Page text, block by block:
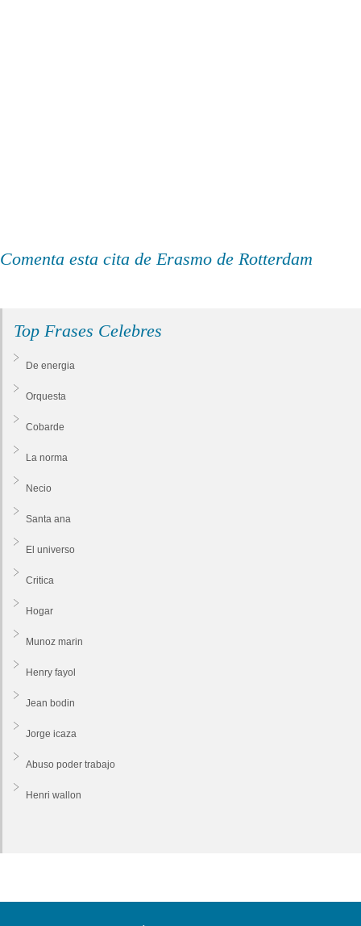
Comenta esta cita de Erasmo de Rotterdam
Top Frases Celebres
De energia
Orquesta
Cobarde
La norma
Necio
Santa ana
El universo
Critica
Hogar
Munoz marin
Henry fayol
Jean bodin
Jorge icaza
Abuso poder trabajo
Henri wallon